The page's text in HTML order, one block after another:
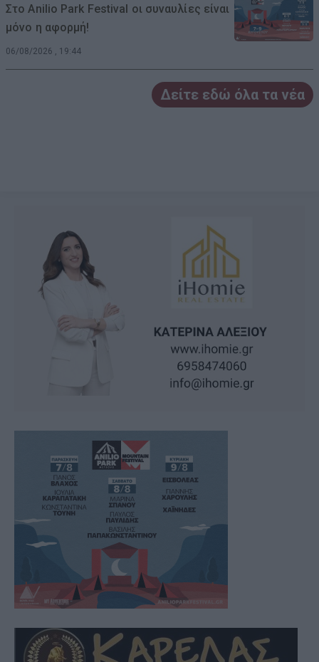
Στο Anilio Park Festival οι συναυλίες είναι
μόνο η αφορμή!
06/08/2026 , 19:44
Δείτε εδώ όλα τα νέα